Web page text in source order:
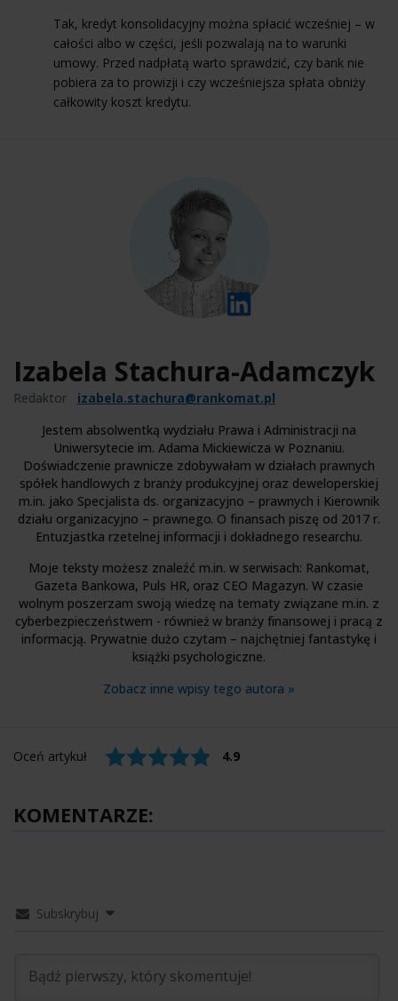
Tak, kredyt konsolidacyjny można spłacić wcześniej – w
całości albo w części, jeśli pozwalają na to warunki
umowy. Przed nadpłatą warto sprawdzić, czy bank nie
pobiera za to prowizji i czy wcześniejsza spłata obniży
całkowity koszt kredytu.
Izabela Stachura-Adamczyk
Redaktor
izabela.stachura@rankomat.pl
Jestem absolwentką wydziału Prawa i Administracji na
Uniwersytecie im. Adama Mickiewicza w Poznaniu.
Doświadczenie prawnicze zdobywałam w działach prawnych
spółek handlowych z branży produkcyjnej oraz deweloperskiej
m.in. jako Specjalista ds. organizacyjno – prawnych i Kierownik
działu organizacyjno – prawnego. O finansach piszę od 2017 r.
Entuzjastka rzetelnej informacji i dokładnego researchu.
Moje teksty możesz znaleźć m.in. w serwisach: Rankomat,
Gazeta Bankowa, Puls HR, oraz CEO Magazyn. W czasie
wolnym poszerzam swoją wiedzę na tematy związane m.in. z
cyberbezpieczeństwem - również w branży finansowej i pracą z
informacją. Prywatnie dużo czytam – najchętniej fantastykę i
książki psychologiczne.
Zobacz inne wpisy tego autora »
Oceń artykuł 4.9
KOMENTARZE:
Subskrybuj